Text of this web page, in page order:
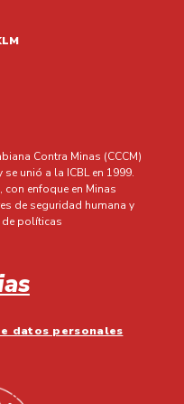
Contra Minas (CCCM)
unió a la ICBL en 1999.
con enfoque en Minas
de seguridad humana y
políticas
datos personales